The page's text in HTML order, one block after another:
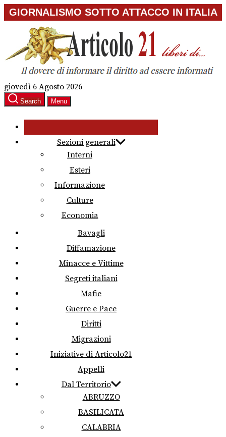
Skip
to
content
GIORNALISMO SOTTO ATTACCO IN ITALIA
giovedì 6 Agosto 2026
Search Menu
Sezioni generali
Interni
Esteri
Informazione
Culture
Economia
Bavagli
Diffamazione
Minacce e Vittime
Segreti italiani
Mafie
Guerre e Pace
Diritti
Migrazioni
Iniziative di Articolo21
Appelli
Dal Territorio
ABRUZZO
BASILICATA
CALABRIA